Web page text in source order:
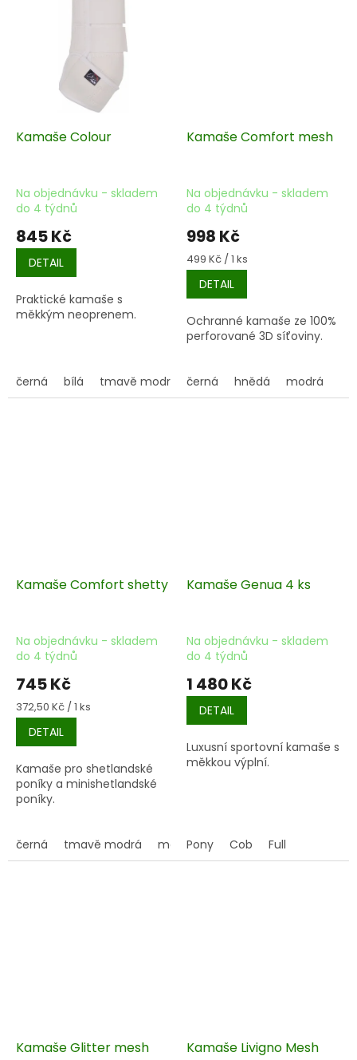
Kamaše Colour
Na objednávku - skladem
do 4 týdnů
845 Kč
DETAIL
Praktické kamaše s
měkkým neoprenem.
černá bílá tmavě modrá červená
Kamaše Comfort mesh
Na objednávku - skladem
do 4 týdnů
998 Kč
Měrná
cena:
499 Kč / 1 ks
DETAIL
Ochranné kamaše ze 100%
perforované 3D síťoviny.
černá hnědá modrá
Kamaše Comfort shetty
Na objednávku - skladem
do 4 týdnů
745 Kč
Měrná
cena:
372,50 Kč / 1 ks
DETAIL
Kamaše pro shetlandské
poníky a minishetlandské
poníky.
černá tmavě modrá modrá růžová
Kamaše Genua 4 ks
Na objednávku - skladem
do 4 týdnů
1 480 Kč
DETAIL
Luxusní sportovní kamaše s
měkkou výplní.
Pony Cob Full
Kamaše Glitter mesh Kamaše Livigno Mesh